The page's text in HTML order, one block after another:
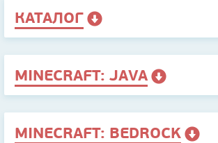
КАТАЛОГ
MINECRAFT: JAVA
MINECRAFT: BEDROCK